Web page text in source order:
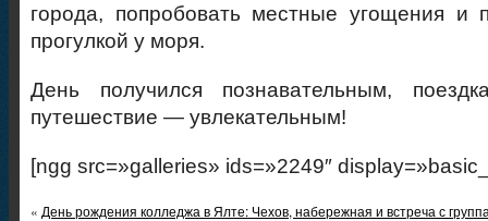
города, попробовать местные угощения и
прогулкой у моря.
День получился познавательным,
путешествие — увлекательным!
[ngg src=»galleries» ids=»2249″
« День рождения колледжа в Ялте: Чехов, набережная и встреча с